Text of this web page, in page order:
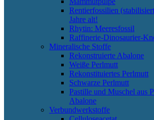
Rentierfossilien
Jahre alt!
Rhytin: Meeresfossil
Raffinerie-Dinosaurier-
Mineralische Stoffe
Rekonstruierte Abalone
Weiße Perlmutt
Rekonstituiertes Perlmutt
Schwarze Perlmutt
Pastille und Muschel aus
Abalone
Verbundwerkstoffe